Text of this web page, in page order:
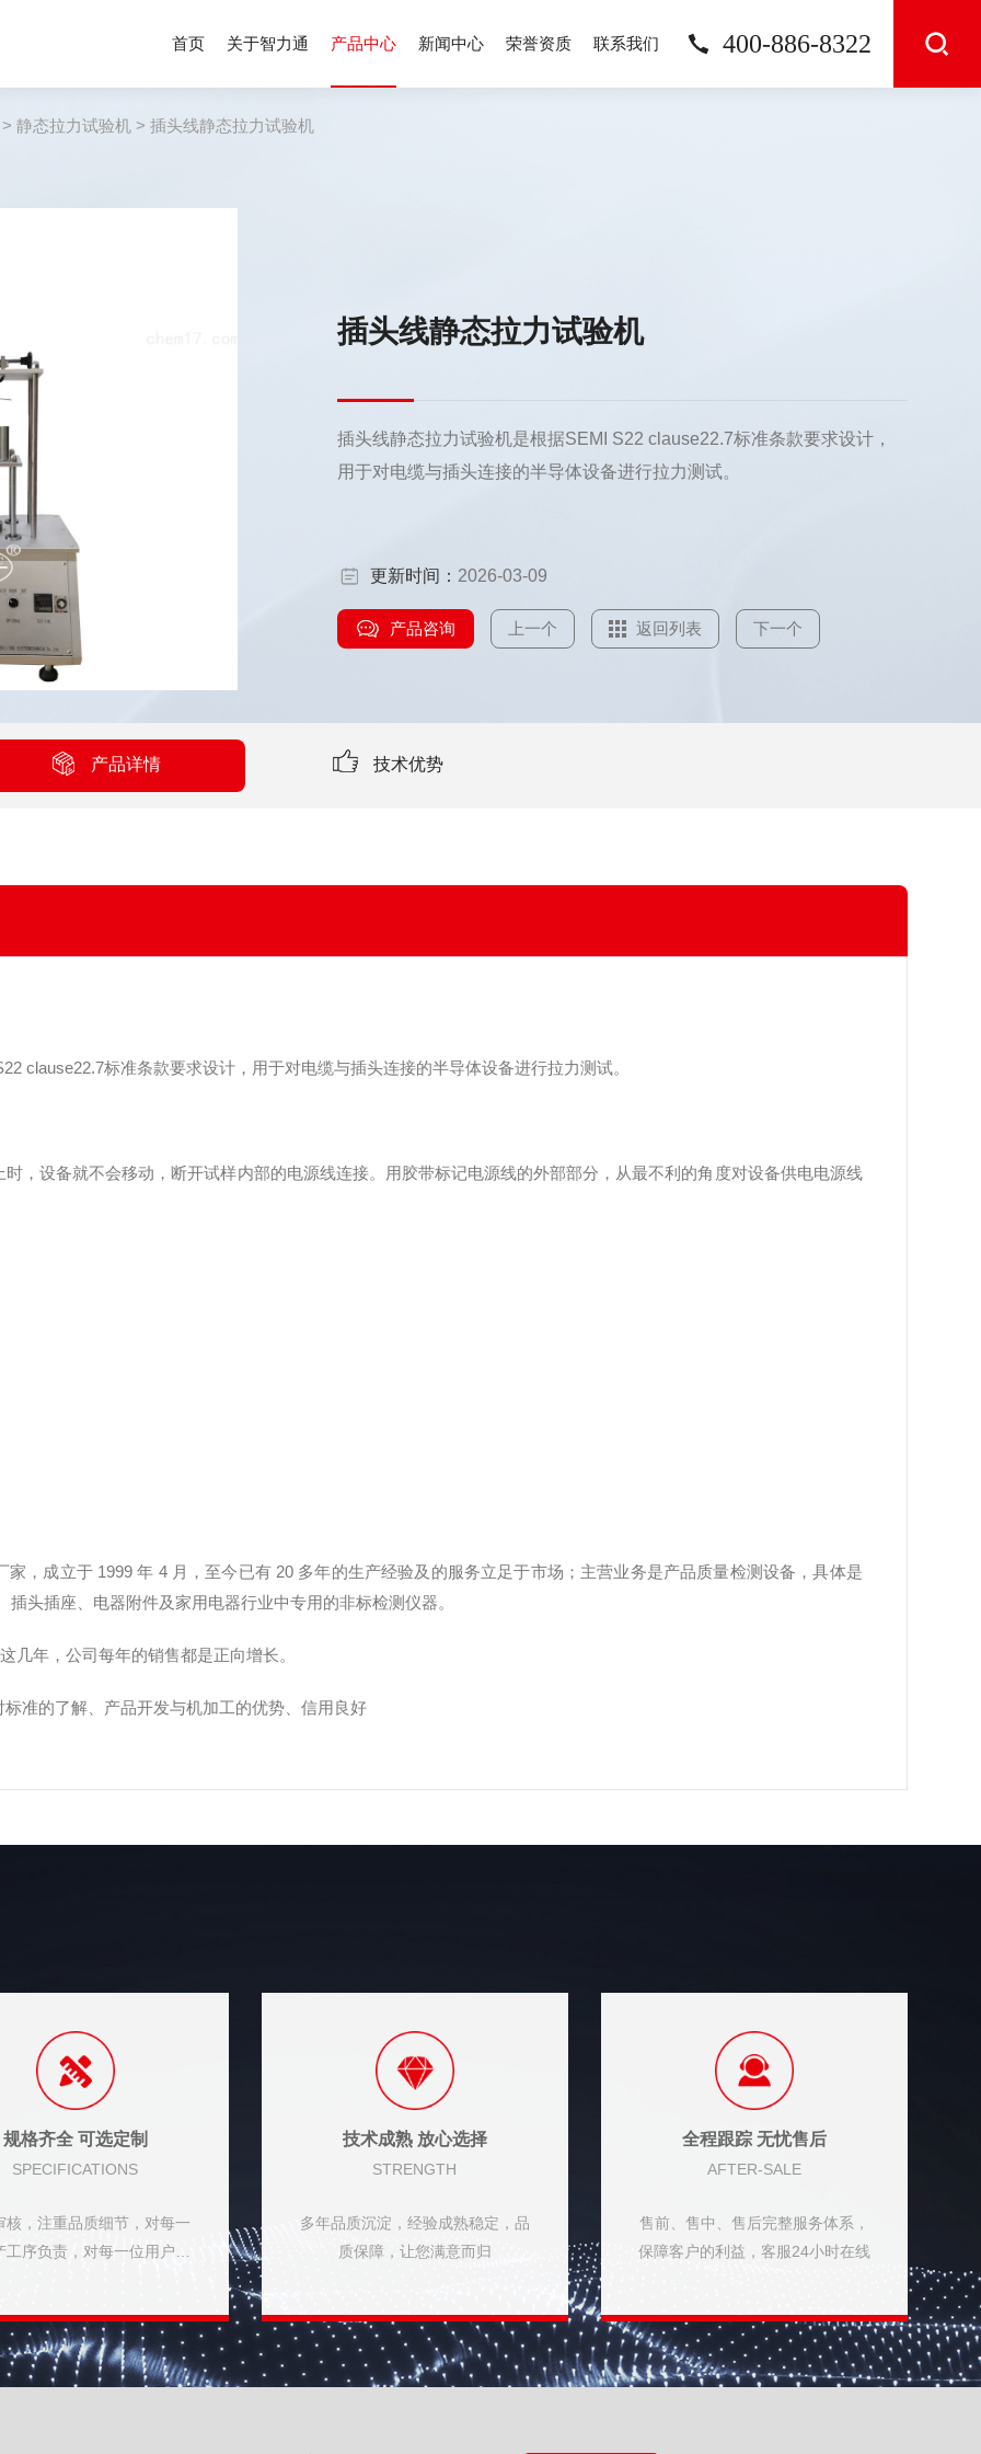
400-886-8322
首页 关于智力通 产品中心 新闻中心 荣誉资质 联系我们
静态拉力试验机 > 插头线静态拉力试验机
插头线静态拉力试验机
插头线静态拉力试验机是根据SEMI S22 clause22.7标准条款要求设计，
用于对电缆与插头连接的半导体设备进行拉力测试。
更新时间： 2026-03-09
产品咨询 上一个 返回列表 下一个
产品详情 技术优势
clause22.7标准条款要求设计，用于对电缆与插头连接的半导体设备进行拉力测试。
，设备就不会移动，断开试样内部的电源线连接。用胶带标记电源线的外部部分，从最不利的角度对设备供电电源线
，成立于 1999 年 4 月，至今已有 20 多年的生产经验及的服务立足于市场；主营业务是产品质量检测设备，具体是
头插座、电器附件及家用电器行业中专用的非标检测仪器。
几年，公司每年的销售都是正向增长。
准的了解、产品开发与机加工的优势、信用良好
规格齐全 可选定制
SPECIFICATIONS
核，注重品质细节，对每一
工序负责，对每一位用户负
技术成熟 放心选择
STRENGTH
多年品质沉淀，经验成熟稳定，品
质保障，让您满意而归
全程跟踪 无忧售后
AFTER-SALE
售前、售中、售后完整服务体系，
保障客户的利益，客服24小时在线